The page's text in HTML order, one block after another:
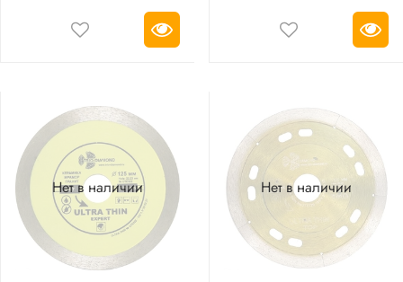
Нет в наличии Нет в наличии